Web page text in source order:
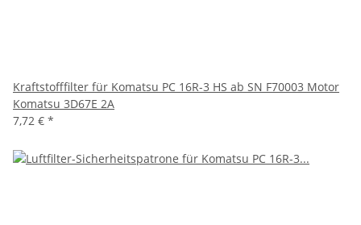
Kraftstofffilter für Komatsu PC 16R-3 HS ab SN F70003 Motor
Komatsu 3D67E 2A
7,72 € *